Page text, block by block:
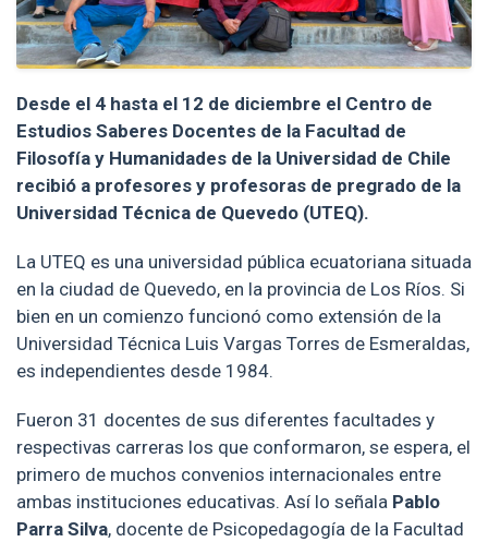
Desde el 4 hasta el 12 de diciembre el Centro de
Estudios Saberes Docentes de la Facultad de
Filosofía y Humanidades de la Universidad de Chile
recibió a profesores y profesoras de pregrado de la
Universidad Técnica de Quevedo (UTEQ).
La UTEQ es una universidad pública ecuatoriana situada
en la ciudad de Quevedo, en la provincia de Los Ríos. Si
bien en un comienzo funcionó como extensión de la
Universidad Técnica Luis Vargas Torres de Esmeraldas,
es independientes desde 1984.
Fueron 31 docentes de sus diferentes facultades y
respectivas carreras los que conformaron, se espera, el
primero de muchos convenios internacionales entre
ambas instituciones educativas. Así lo señala Pablo
Parra Silva, docente de Psicopedagogía de la Facultad